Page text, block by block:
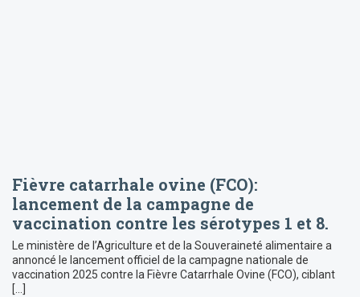
Fièvre catarrhale ovine (FCO):
lancement de la campagne de
vaccination contre les sérotypes 1 et 8.
Le ministère de l’Agriculture et de la Souveraineté alimentaire a
annoncé le lancement officiel de la campagne nationale de
vaccination 2025 contre la Fièvre Catarrhale Ovine (FCO), ciblant
[…]